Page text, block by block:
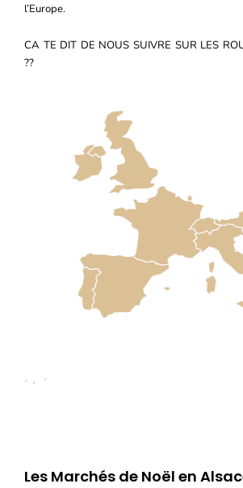
l’Europe.
CA TE DIT DE NOUS SUIVRE SUR LES
??
Les Marchés de Noël en